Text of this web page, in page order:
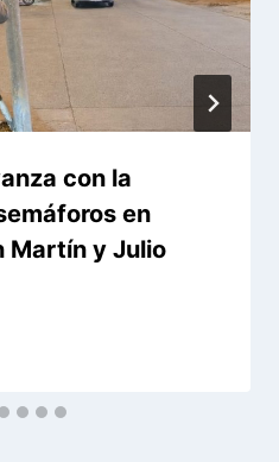
con la
en
Martín y Julio